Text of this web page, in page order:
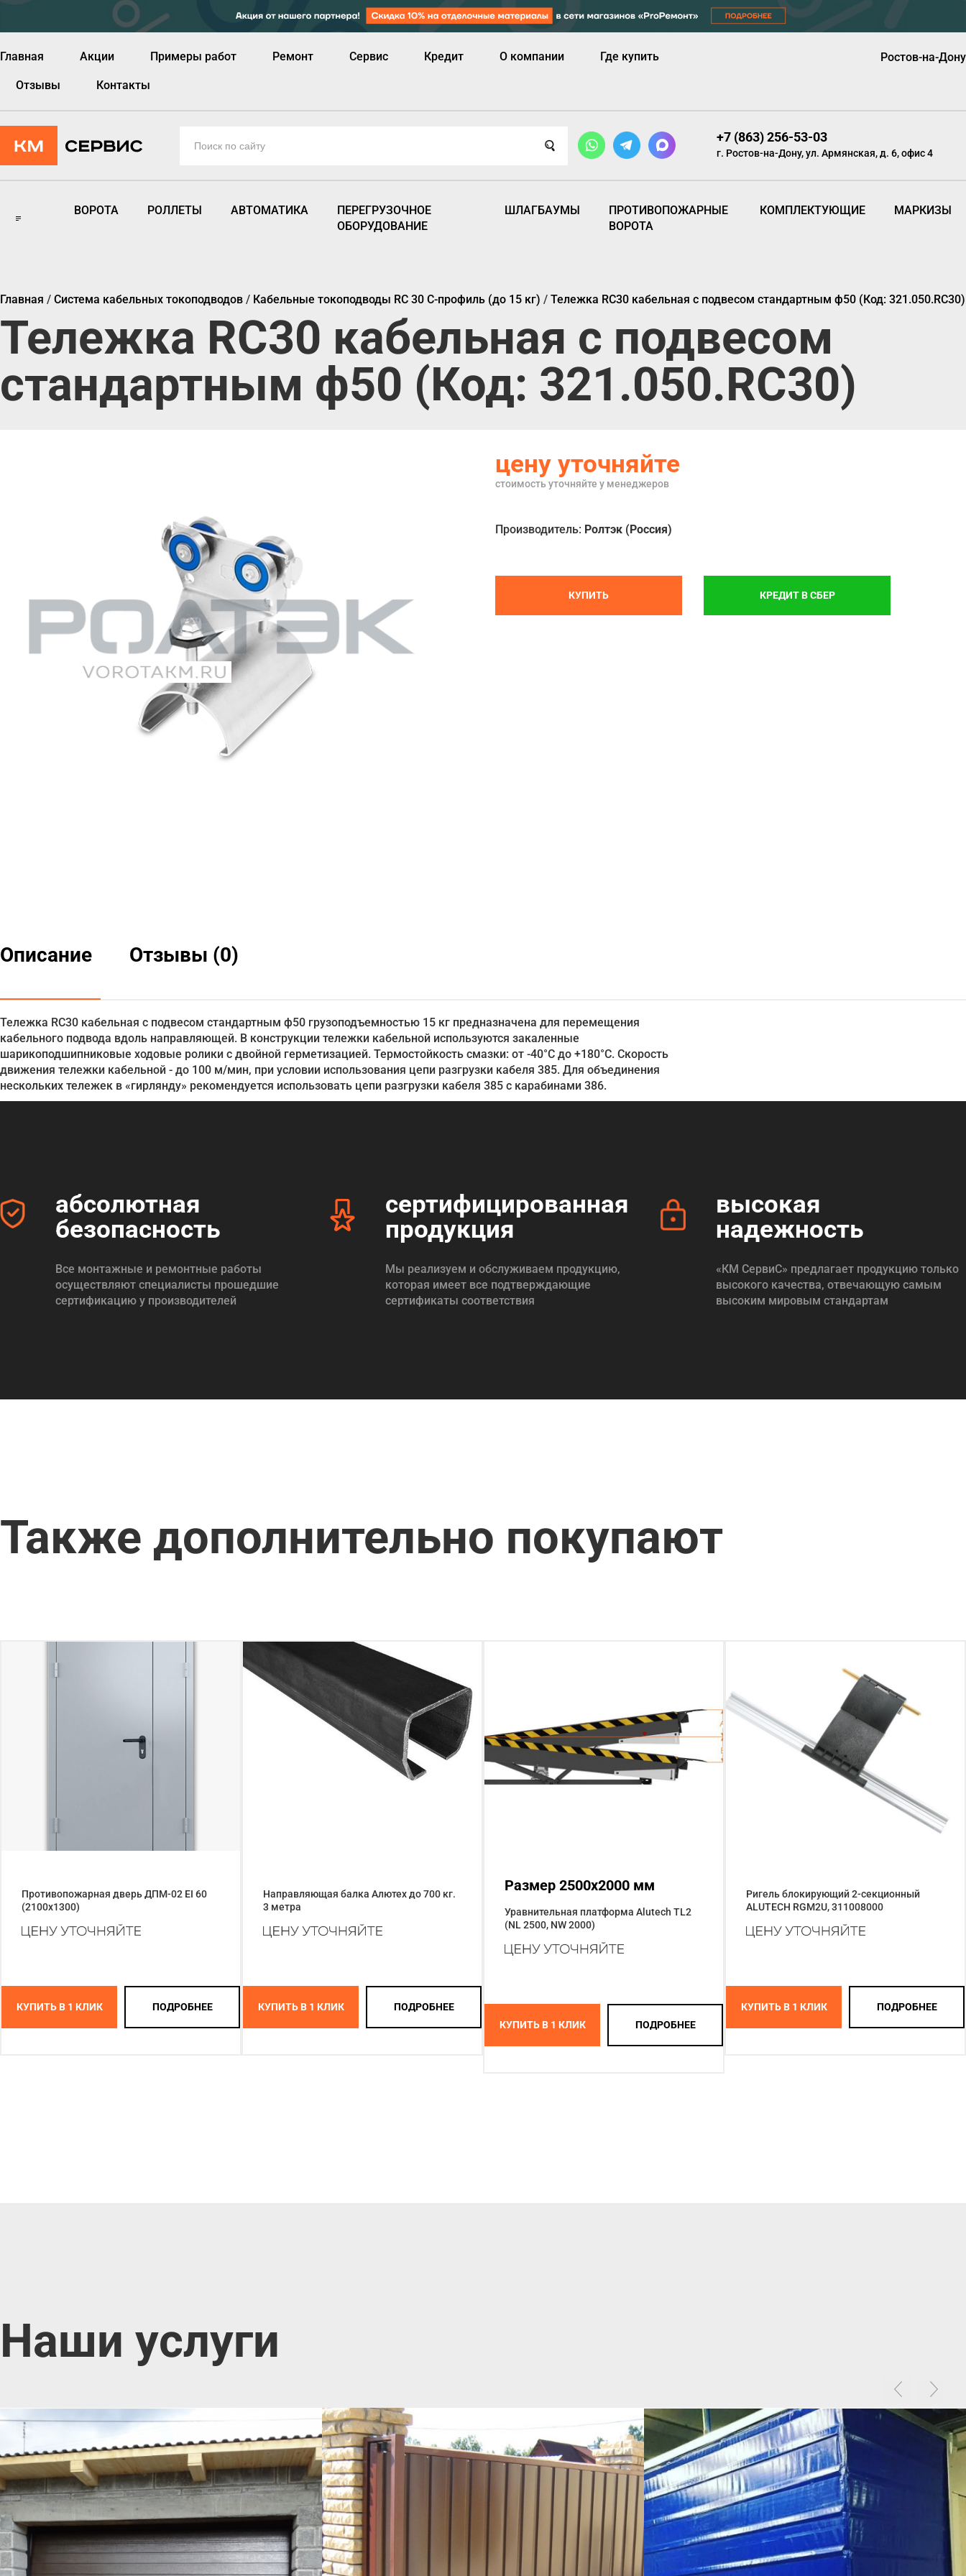
Главная Акции Примеры работ Ремонт Сервис Кредит О компании Где купить
Отзывы Контакты
Ростов-на-Дону
+7 (863) 256-53-03
г. Ростов-на-Дону, ул. Армянская, д. 6, офис 4
ВОРОТА РОЛЛЕТЫ АВТОМАТИКА
ПЕРЕГРУЗОЧНОЕ
ОБОРУДОВАНИЕ
ШЛАГБАУМЫ
ПРОТИВОПОЖАРНЫЕ
ВОРОТА
КОМПЛЕКТУЮЩИЕ МАРКИЗЫ
Главная / Система кабельных токоподводов / Кабельные токоподводы RC 30 C-профиль (до 15 кг) / Тележка RC30 кабельная с подвесом стандартным ф50 (Код: 321.050.RC30)
Тележка RC30 кабельная с подвесом
стандартным ф50 (Код: 321.050.RC30)
цену уточняйте
стоимость уточняйте у менеджеров
Производитель: Ролтэк (Россия)
КУПИТЬ КРЕДИТ В СБЕР
Описание Отзывы (0)
Тележка RC30 кабельная с подвесом стандартным ф50 грузоподъемностью 15 кг предназначена для перемещения
кабельного подвода вдоль направляющей. В конструкции тележки кабельной используются закаленные
шарикоподшипниковые ходовые ролики с двойной герметизацией. Термостойкость смазки: от -40°С до +180°С. Скорость
движения тележки кабельной - до 100 м/мин, при условии использования цепи разгрузки кабеля 385. Для объединения
нескольких тележек в «гирлянду» рекомендуется использовать цепи разгрузки кабеля 385 с карабинами 386.
абсолютная
безопасность
Все монтажные и ремонтные работы
осуществляют специалисты прошедшие
сертификацию у производителей
сертифицированная
продукция
Мы реализуем и обслуживаем продукцию,
которая имеет все подтверждающие
сертификаты соответствия
высокая
надежность
«КМ СервиС» предлагает продукцию только
высокого качества, отвечающую самым
высоким мировым стандартам
Также дополнительно покупают
Противопожарная дверь ДПМ-02 EI 60
(2100x1300)
КУПИТЬ В 1 КЛИК ПОДРОБНЕЕ
Направляющая балка Алютех до 700 кг.
3 метра
КУПИТЬ В 1 КЛИК ПОДРОБНЕЕ
Размер 2500x2000 мм
Уравнительная платформа Alutech TL2
(NL 2500, NW 2000)
КУПИТЬ В 1 КЛИК ПОДРОБНЕЕ
Ригель блокирующий 2-секционный
ALUTECH RGM2U, 311008000
КУПИТЬ В 1 КЛИК ПОДРОБНЕЕ
Наши услуги